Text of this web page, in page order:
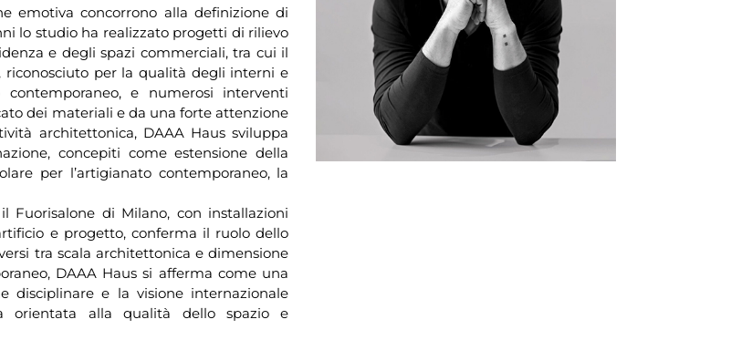
emotiva concorrono alla definizione di
lo studio ha realizzato progetti di rilievo
e degli spazi commerciali, tra cui il
riconosciuto per la qualità degli interni e
e numerosi interventi
dei materiali e da una forte attenzione
architettonica, DAAA Haus sviluppa
concepiti come estensione della
per l’artigianato contemporaneo, la
Fuorisalone di Milano, con installazioni
e progetto, conferma il ruolo dello
tra scala architettonica e dimensione
DAAA Haus si afferma come una
disciplinare e la visione internazionale
orientata alla qualità dello spazio e